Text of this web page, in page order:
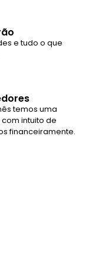
e tudo o que
temos uma
intuito de
financeiramente.